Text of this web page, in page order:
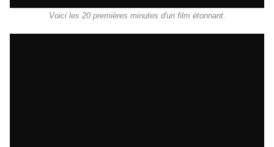
Voici les 20 premières minutes d'un film étonnant.